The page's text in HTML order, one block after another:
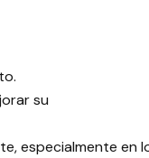
su
especialmente en